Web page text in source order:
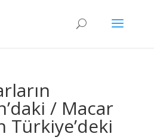
/ Macar
Türkiye’deki